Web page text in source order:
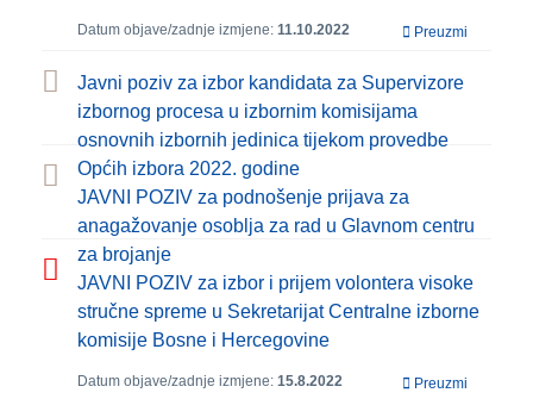
Datum objave/zadnje izmjene: 11.10.2022 Preuzmi
Javni poziv za izbor kandidata za Supervizore
izbornog procesa u izbornim komisijama
osnovnih izbornih jedinica tijekom provedbe
Općih izbora 2022. godine
JAVNI POZIV za podnošenje prijava za
anagažovanje osoblja za rad u Glavnom centru
za brojanje
JAVNI POZIV za izbor i prijem volontera visoke
stručne spreme u Sekretarijat Centralne izborne
komisije Bosne i Hercegovine
Datum objave/zadnje izmjene: 15.8.2022 Preuzmi